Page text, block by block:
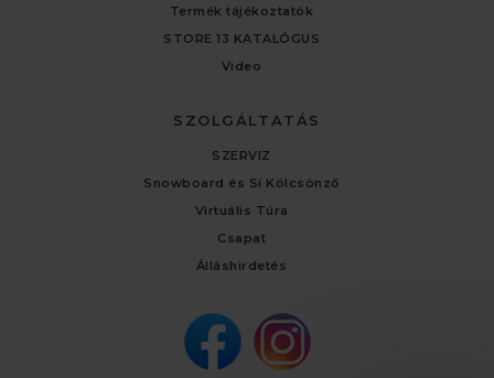
Termék tájékoztatók
STORE 13 KATALÓGUS
Video
SZOLGÁLTATÁS
SZERVIZ
Snowboard és Sí Kölcsönző
Virtuális Túra
Csapat
Álláshirdetés